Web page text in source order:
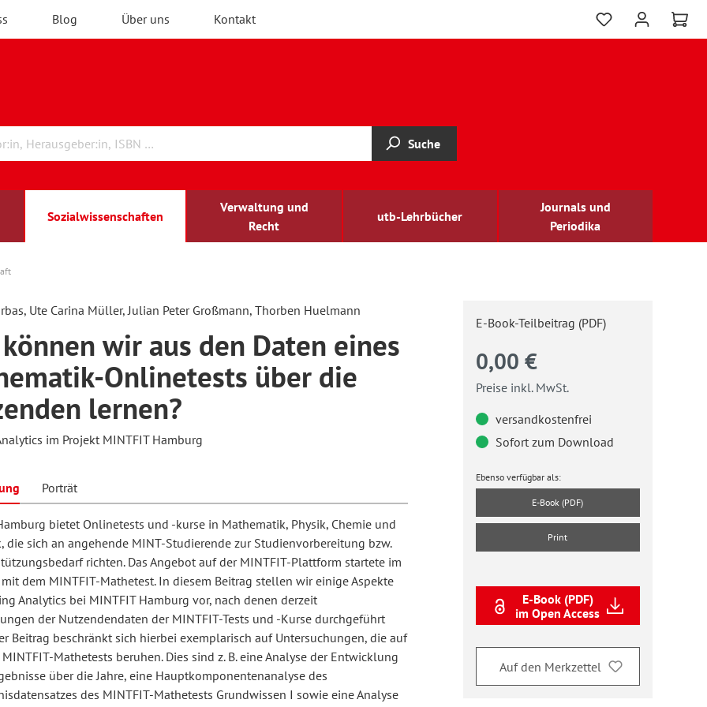
Blog Über uns Kontakt
Suche
Sozialwissenschaften
Verwaltung und
Recht
utb-Lehrbücher
Journals und
Periodika
Bildung
Bildung
Schule und Unterricht
und Wissenschaft
Arbeit
und Unterrichtsforschung
und
sehbehindert
forum
Erwachsenenbildung
Forum
für
Ute Carina Müller, Julian Peter Großmann, Thorben Huelmann
wir aus den Daten eines
Onlinetests über die
lernen?
im Projekt MINTFIT Hamburg
Porträt
bietet Onlinetests und -kurse in Mathematik, Physik, Chemie und
die sich an angehende MINT-Studierende zur Studienvorbereitung bzw.
richten. Das Angebot auf der MINTFIT-Plattform startete im
dem MINTFIT-Mathetest. In diesem Beitrag stellen wir einige Aspekte
Analytics bei MINTFIT Hamburg vor, nach denen derzeit
der Nutzendendaten der MINTFIT-Tests und -Kurse durchgeführt
Beitrag beschränkt sich hierbei exemplarisch auf Untersuchungen, die auf
Mathetests beruhen. Dies sind z. B. eine Analyse der Entwicklung
über die Jahre, eine Hauptkomponentenanalyse des
des MINTFIT-Mathetests Grundwissen I sowie eine Analyse
E-Book-Teilbeitrag (PDF)
0,00 €
Preise inkl. MwSt.
versandkostenfrei
Sofort zum Download
Ebenso verfügbar als:
E-Book (PDF)
Print
E-Book (PDF)
im Open Access
Auf den Merkzettel